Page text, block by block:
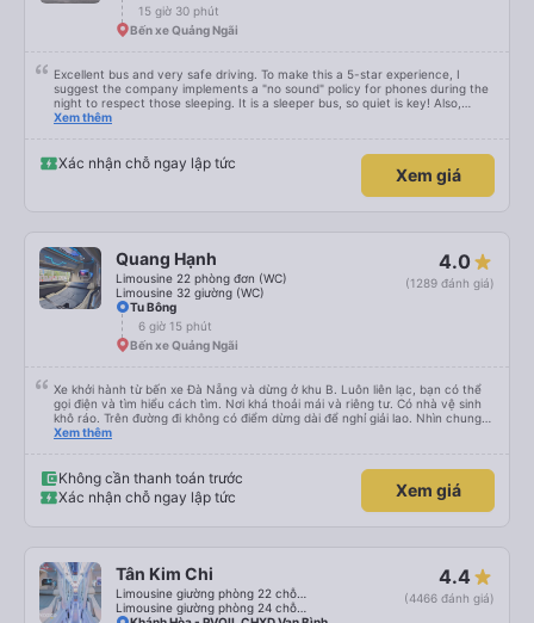
15 giờ 30 phút
Bến xe Quảng Ngãi
Excellent bus and very safe driving. To make this a 5-star experience, I
suggest the company implements a "no sound" policy for phones during the
night to respect those sleeping. It is a sleeper bus, so quiet is key! Also,
please display the Wi-Fi password clearly inside the cabin for convenience. I
quy định rõ ràng về việc giữ im lặng (tắt âm thanh điện thoại) vào ban đêm
để tránh làm phiền hành khách khác ngủ. Ngoài ra, nhà xe nên dán sẵn mật
khẩu Wi-Fi trong xe để hành khách dễ dàng sử dụng. Tôi vẫn sẽ tiếp tục ủng
Xem thêm
Xác nhận chỗ ngay lập tức
Xem giá
Quang Hạnh
Limousine 22 phòng đơn (WC)
Limousine 32 giường (WC)
4.0
(1289 đánh giá)
Tu Bông
6 giờ 15 phút
Bến xe Quảng Ngãi
Xe khởi hành từ bến xe Đà Nẵng và dừng ở khu B. Luôn liên lạc, bạn có thể
gọi điện và tìm hiểu cách tìm. Nơi khá thoải mái và riêng tư. Có nhà vệ sinh
khô ráo. Trên đường đi không có điểm dừng dài để nghỉ giải lao. Nhìn chung
mọi thứ đều tuyệt vời.
Xem thêm
Không cần thanh toán trước
Xác nhận chỗ ngay lập tức
Xem giá
Tân Kim Chi 4.4
(4466 đánh giá)